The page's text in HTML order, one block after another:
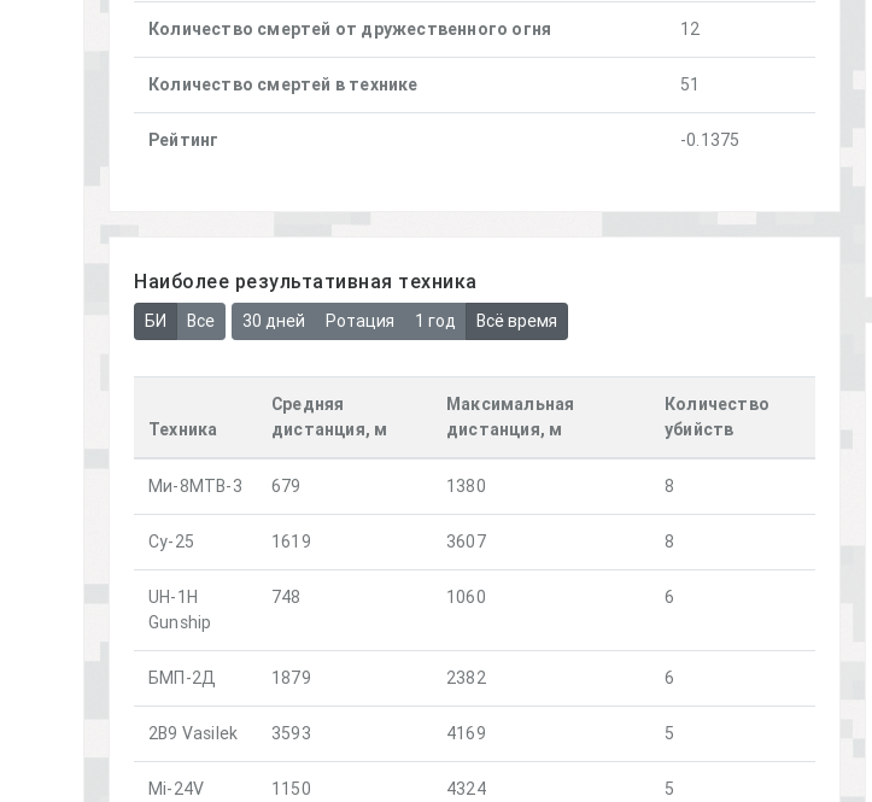
Количество смертей от дружественного огня 12
Количество смертей в технике 51
Рейтинг -0.1375
Наиболее результативная техника
БИ Все 30 дней Ротация 1 год Всё время
Техника
Средняя
дистанция, м
Максимальная
дистанция, м
Количество
убийств
Ми-8МТВ-3 679 1380 8
Су-25 1619 3607 8
UH-1H
Gunship
748 1060 6
БМП-2Д 1879 2382 6
2B9 Vasilek 3593 4169 5
Mi-24V 1150 4324 5